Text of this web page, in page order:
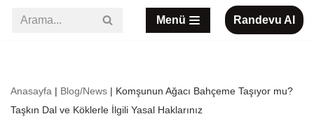
Menü Randevu Al
Anasayfa | Blog/News | Komşunun Ağacı Bahçeme Taşıyor mu?
Taşkın Dal ve Köklerle İlgili Yasal Haklarınız